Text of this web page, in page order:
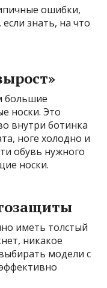
ошибки,
знать, на что
большие
носки. Это
внутри ботинка
ноге холодно и
обувь нужного
носки.
иметь толстый
никакое
модели с